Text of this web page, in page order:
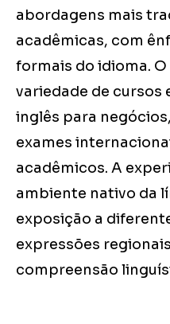
abordagens mais
acadêmicas, com
formais do idioma.
variedade de cursos
inglês para
exames
acadêmicos. A
ambiente nativo da
exposição a
expressões
compreensão